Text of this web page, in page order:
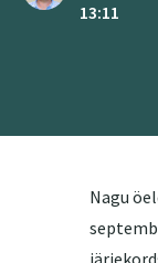
13:11
Nagu